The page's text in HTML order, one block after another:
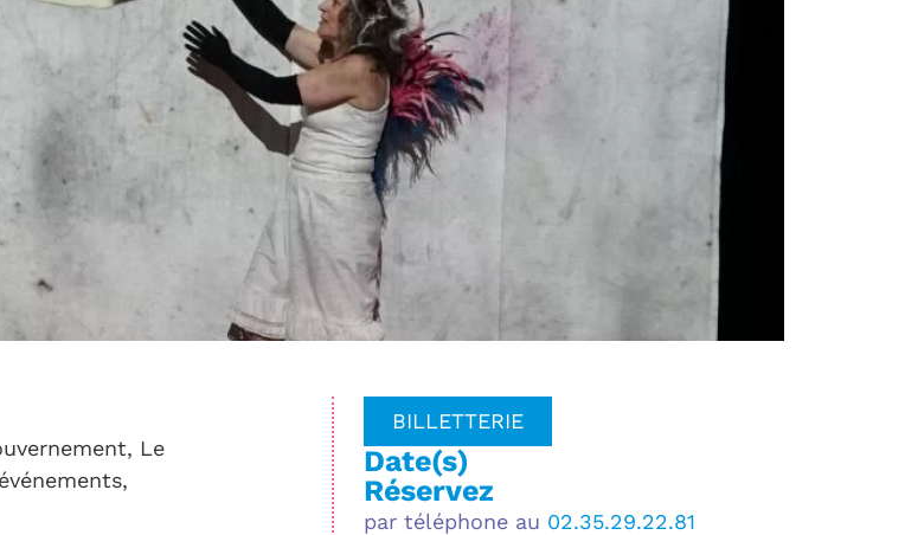
Le
BILLETTERIE
Date(s)
Réservez
par téléphone au 02.35.29.22.81